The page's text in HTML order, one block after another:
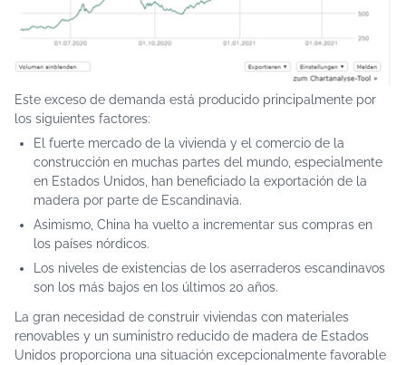
Este exceso de demanda está producido principalmente por
los siguientes factores:
El fuerte mercado de la vivienda y el comercio de la
construcción en muchas partes del mundo, especialmente
en Estados Unidos, han beneficiado la exportación de la
madera por parte de Escandinavia.
Asimismo, China ha vuelto a incrementar sus compras en
los países nórdicos.
Los niveles de existencias de los aserraderos escandinavos
son los más bajos en los últimos 20 años.
La gran necesidad de construir viviendas con materiales
renovables y un suministro reducido de madera de Estados
Unidos proporciona una situación excepcionalmente favorable